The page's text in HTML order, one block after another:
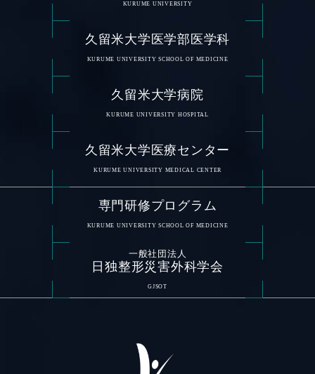
KURUME UNIVERSITY
久留米大学医学部医学科
KURUME UNIVERSITY SCHOOL OF MEDICINE
久留米大学病院
KURUME UNIVERSITY HOSPITAL
久留米大学医療センター
KURUME UNIVERSITY MEDICAL CENTER
専門研修プログラム
KURUME UNIVERSITY SCHOOL OF MEDICINE
一般社団法人
日独整形災害外科学会
GJSOT